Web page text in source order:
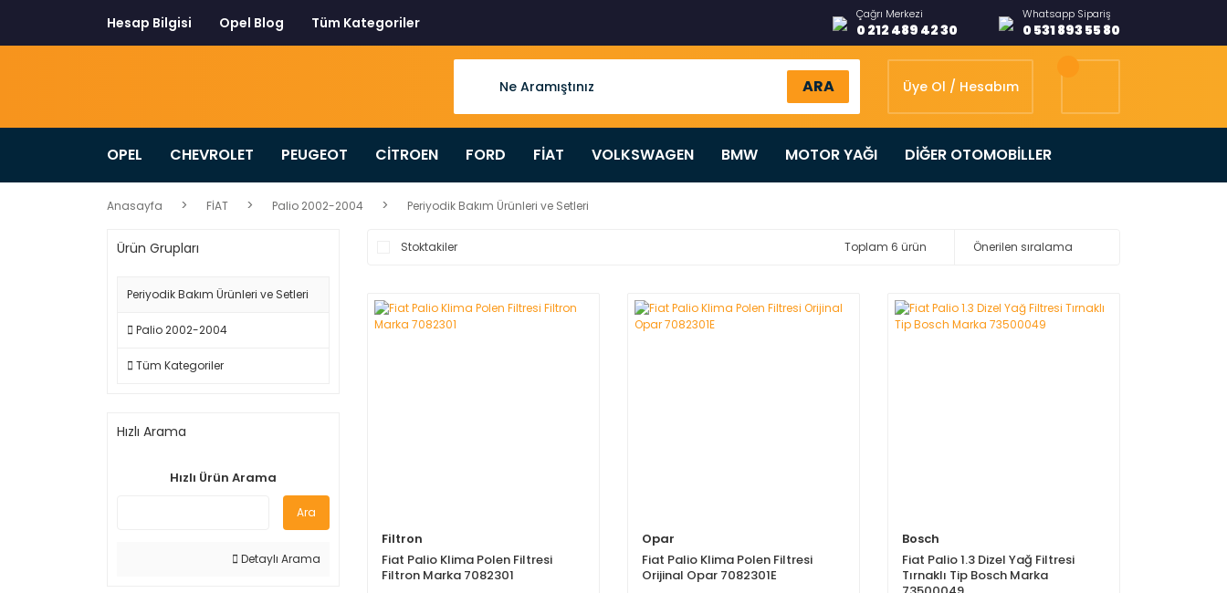
Hesap Bilgisi Opel Blog Tüm Kategoriler Çağrı Merkezi
0 212 489 42 30
Whatsapp Sipariş
0 531 893 55 80
ARA Üye Ol / Hesabım
OPEL CHEVROLET PEUGEOT CİTROEN FORD FİAT VOLKSWAGEN BMW MOTOR YAĞI DİĞER OTOMOBİLLER
Anasayfa FİAT Palio 2002-2004 Periyodik Bakım Ürünleri ve Setleri
Ürün Grupları
Periyodik Bakım Ürünleri ve Setleri
Palio 2002-2004
Tüm Kategoriler
Hızlı Arama
Hızlı Ürün Arama
Ara
Detaylı Arama
Stoktakiler Toplam 6 ürün
Filtron
Fiat Palio Klima Polen Filtresi
Filtron Marka 7082301
Opar
Fiat Palio Klima Polen Filtresi
Orijinal Opar 7082301E
Bosch
Fiat Palio 1.3 Dizel Yağ Filtresi
Tırnaklı Tip Bosch Marka